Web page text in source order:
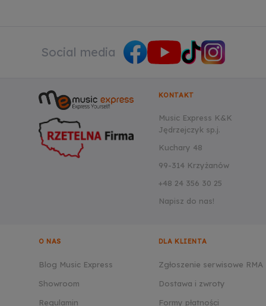
Social media
KONTAKT
Music Express K&K
Jędrzejczyk sp.j.
Kuchary 48
99-314 Krzyżanów
+48 24 356 30 25
Napisz do nas!
O NAS
Blog Music Express
Showroom
Regulamin
DLA KLIENTA
Zgłoszenie serwisowe RMA
Dostawa i zwroty
Formy płatności